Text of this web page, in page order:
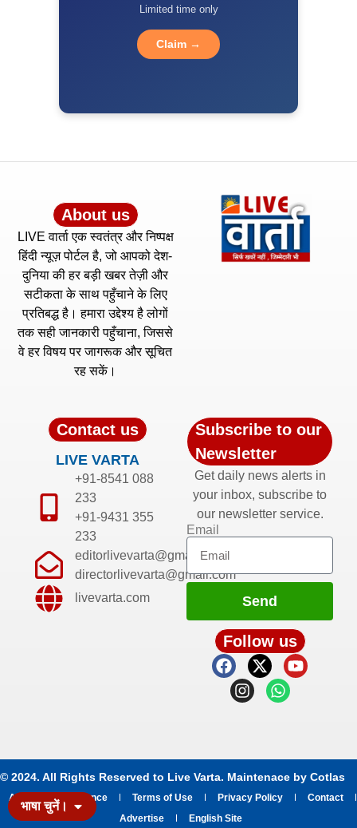
Limited time only
Claim →
भाषा चुनें।
About us
LIVE वार्ता एक स्वतंत्र और निष्पक्ष
हिंदी न्यूज़ पोर्टल है, जो आपको देश-
दुनिया की हर बड़ी खबर तेज़ी और
सटीकता के साथ पहुँचाने के लिए
प्रतिबद्ध है। हमारा उद्देश्य है लोगों
तक सही जानकारी पहुँचाना, जिससे
वे हर विषय पर जागरूक और सूचित
रह सकें।
Contact us
LIVE VARTA
+91-8541 088
233
+91-9431 355
233
editorlivevarta@gmail.com
directorlivevarta@gmail.com
livevarta.com
Subscribe to our
Newsletter
Get daily news alerts in
your inbox, subscribe to
our newsletter service.
Email
Send
Follow us
© 2024. All Rights Reserved to Live Varta. Maintenace by Cotlas
About Grievance Terms of Use Privacy Policy
Contact
Advertise
English Site